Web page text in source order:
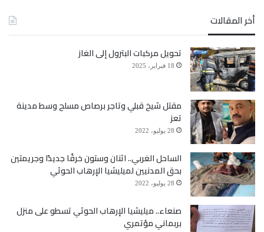
أخر المقالات
تحويل مركبات البترول إلى الغاز
18 فبراير، 2025
مقتل شيخ قبلي وتاجر برصاص مسلح وسط مدينة
تعز
28 يوليو، 2022
الساحل الغربي.. اثنان وستون خرقًا جديدًا وجريمتين
بحق المدنيين لميليشيا الإرهاب الحوثي
28 يوليو، 2022
صنعاء.. ميليشيا الإرهاب الحوثي تسطو على منزل
بربماني مؤتمري